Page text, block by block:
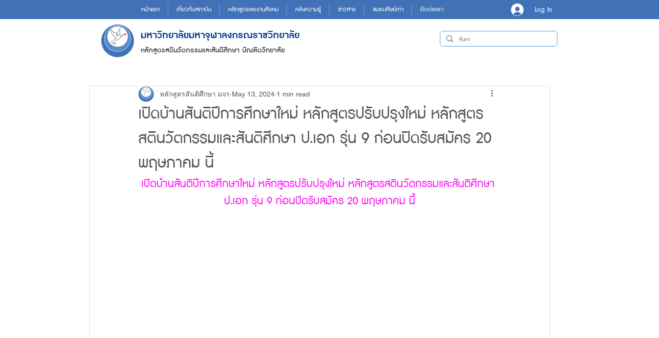
หน้าแรก เกี่ยวกับสถาบัน หลักสูตรและงานสังคม คลังความรู้ ข่าวสาร ชมรมศิษย์เก่า ติดต่อเรา Log In
มหาวิทยาลัยมหาจุฬาลงกรณราชวิทยาลัย
หลักสูตรสตินวัตกรรมและสันติศึกษา บัณฑิตวิทยาลัย
เปิดบ้านสันติปีการศึกษาใหม่ หลักสูตรปรับปรุงใหม่ หลักสูตร
สตินวัตกรรมและสันติศึกษา ป.เอก รุ่น 9 ก่อนปิดรับสมัคร 20
พฤษภาคม นี้
หลักสูตรสันติศึกษา มจร May 13, 2024 1 min read
เปิดบ้านสันติปีการศึกษาใหม่ หลักสูตรปรับปรุงใหม่ หลักสูตรสตินวัตกรรมและสันติศึกษา
ป.เอก รุ่น 9 ก่อนปิดรับสมัคร 20 พฤษภาคม นี้